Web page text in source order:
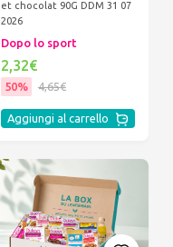
et chocolat 90G DDM 31 07
2026
Dopo lo sport
2,32€
50% 4,65€
Aggiungi al carrello